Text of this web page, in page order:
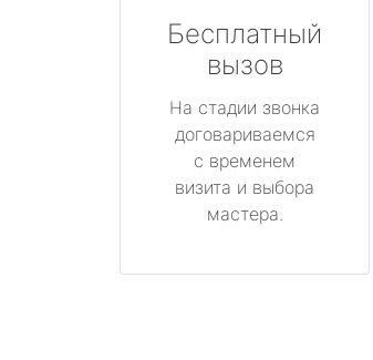
Бесплатный
вызов
На стадии звонка
договариваемся
с временем
визита и выбора
мастера.